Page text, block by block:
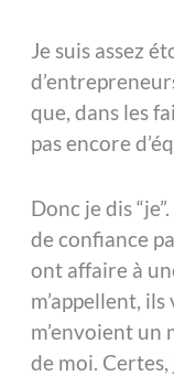
Je suis assez
que, dans les
pas encore
Donc je dis
de confiance
ont affaire à
m’appellent,
m’envoient un
de moi. Certes,